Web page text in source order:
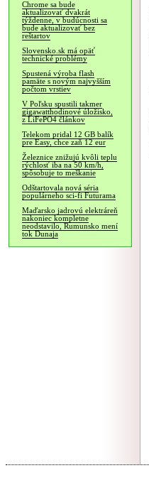
Chrome sa bude
aktualizovať dvakrát
týždenne, v budúcnosti sa
bude aktualizovať bez
reštartov
Slovensko.sk má opäť
technické problémy
Spustená výroba flash
pamäte s novým najvyšším
počtom vrstiev
V Poľsku spustili takmer
gigawatthodinové úložisko,
z LiFePO4 článkov
Telekom pridal 12 GB balík
pre Easy, chce zaň 12 eur
Železnice znižujú kvôli teplu
rýchlosť iba na 50 km/h,
spôsobuje to meškanie
Odštartovala nová séria
populárneho sci-fi Futurama
Maďarsko jadrovú elektráreň
nakoniec kompletne
neodstavilo, Rumunsko mení
tok Dunaja